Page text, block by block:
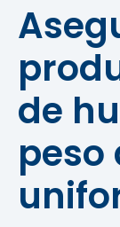
de
peso